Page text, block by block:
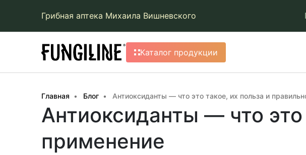
Грибная аптека Михаила Вишневского
Каталог продукции
Главная Блог Антиоксиданты — что это такое, их польза и
Антиоксиданты — что
применение